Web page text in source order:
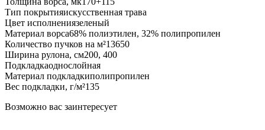
Тип покрытияискусственная трава
Цвет исполнениязеленый
Материал ворса68% полиэтилен, 32% полипропилен
Количество пучков на м²13650
Ширина рулона, см200, 400
Подкладкаоднослойная
Материал подкладкиполипропилен
Вес подкладки, г/м²135
Возможно вас заинтересует